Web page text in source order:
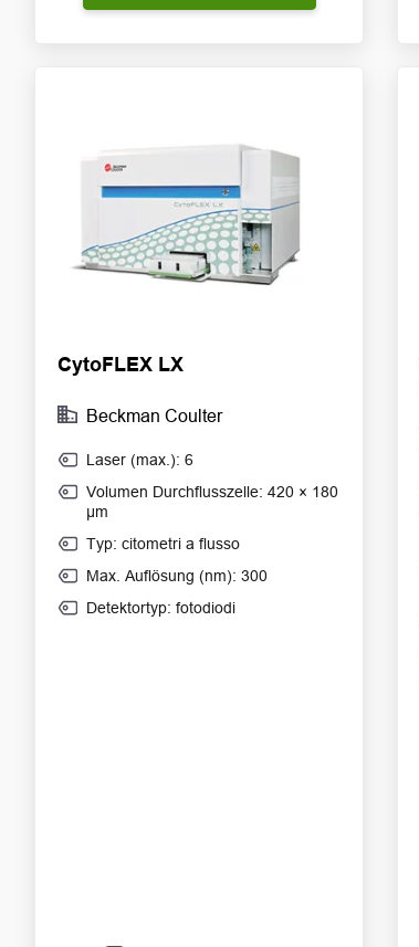
CytoFLEX LX
Beckman Coulter
Laser (max.): 6
Volumen Durchflusszelle: 420 × 180
μm
Typ: citometri a flusso
Max. Auflösung (nm): 300
Detektortyp: fotodiodi